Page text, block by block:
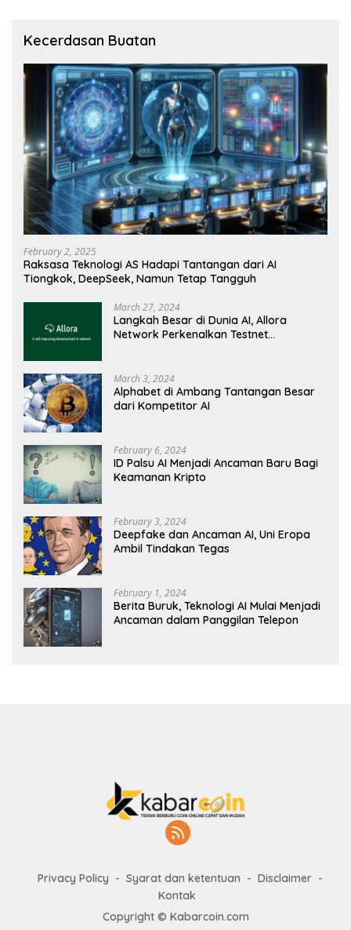
Kecerdasan Buatan
February 2, 2025
Raksasa Teknologi AS Hadapi Tantangan dari AI
Tiongkok, DeepSeek, Namun Tetap Tangguh
March 27, 2024
Langkah Besar di Dunia AI, Allora
Network Perkenalkan Testnet
March 3, 2024
Alphabet di Ambang Tantangan Besar
dari Kompetitor AI
February 6, 2024
ID Palsu AI Menjadi Ancaman Baru Bagi
Keamanan Kripto
February 3, 2024
Deepfake dan Ancaman AI, Uni Eropa
Ambil Tindakan Tegas
February 1, 2024
Berita Buruk, Teknologi AI Mulai Menjadi
Ancaman dalam Panggilan Telepon
Privacy Policy Syarat dan ketentuan
Disclaimer
Kontak
Copyright © Kabarcoin.com